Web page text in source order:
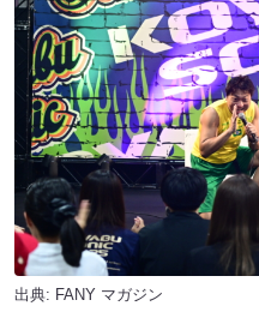
出典: FANY マガジン